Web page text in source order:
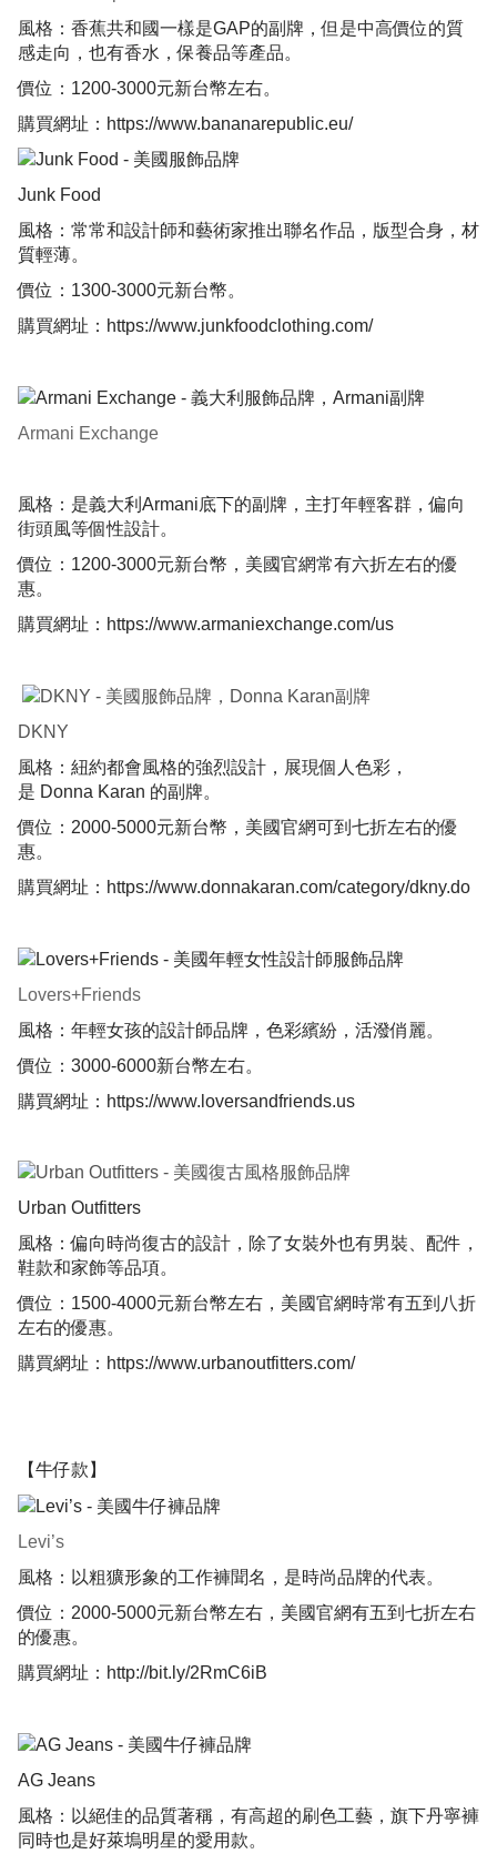
風格：香蕉共和國一樣是GAP的副牌，但是中高價位的質
感走向，也有香水，保養品等產品。
價位：1200-3000元新台幣左右。
購買網址： https://www.bananarepublic.eu/
Junk Food
風格：常常和設計師和藝術家推出聯名作品，版型合身，材
質輕薄。
價位：1300-3000元新台幣。
購買網址： https://www.junkfoodclothing.com/
Armani Exchange
風格：是義大利Armani底下的副牌，主打年輕客群，偏向
街頭風等個性設計。
價位：1200-3000元新台幣，美國官網常有六折左右的優
惠。
購買網址： https://www.armaniexchange.com/us
DKNY
風格：紐約都會風格的強烈設計，展現個人色彩，
是 Donna Karan 的副牌。
價位：2000-5000元新台幣，美國官網可到七折左右的優
惠。
購買網址： https://www.donnakaran.com/category/dkny.do
Lovers+Friends
風格：年輕女孩的設計師品牌，色彩繽紛，活潑俏麗。
價位：3000-6000新台幣左右。
購買網址： https://www.loversandfriends.us
Urban Outfitters
風格：偏向時尚復古的設計，除了女裝外也有男裝、配件，
鞋款和家飾等品項。
價位：1500-4000元新台幣左右，美國官網時常有五到八折
左右的優惠。
購買網址： https://www.urbanoutfitters.com/
【牛仔款】
Levi’s
風格：以粗獷形象的工作褲聞名，是時尚品牌的代表。
價位：2000-5000元新台幣左右，美國官網有五到七折左右
的優惠。
購買網址： http://bit.ly/2RmC6iB
AG Jeans
風格：以絕佳的品質著稱，有高超的刷色工藝，旗下丹寧褲
同時也是好萊塢明星的愛用款。